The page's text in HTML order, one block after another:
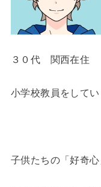
３０代 関西在住
小学校教員をしてい
子供たちの「好奇